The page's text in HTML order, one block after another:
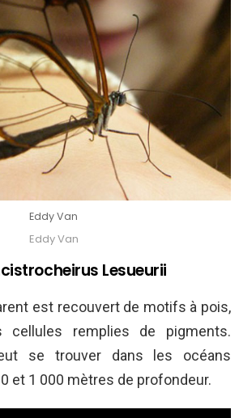
Eddy Van
Eddy Van
Lesueurii
est recouvert de motifs à pois,
cellules remplies de pigments.
se trouver dans les océans
et 1 000 mètres de profondeur.